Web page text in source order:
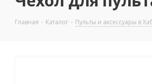
Главная - Каталог - Пульты и аксессуары в